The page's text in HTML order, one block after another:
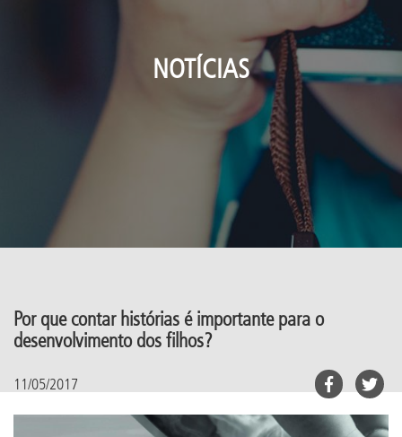
NOTÍCIAS
Por que contar histórias é importante para o
desenvolvimento dos filhos?
11/05/2017